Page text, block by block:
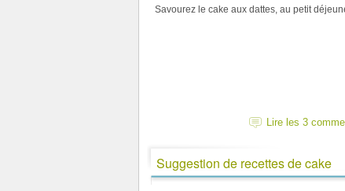
Savourez le cake aux dattes, au petit
Lire les 3
Suggestion de recettes de cake